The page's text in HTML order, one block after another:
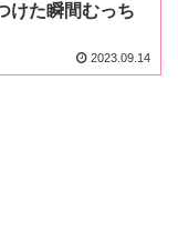
けた瞬間むっち
2023.09.14